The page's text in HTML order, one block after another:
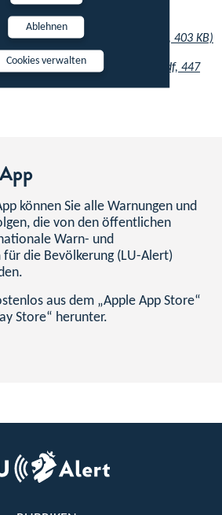
Ablehnen
Cookies verwalten
Regen? - Leichte Sprache (Pdf, 403 KB)
- Leichte Sprache (Pdf, 447
können Sie alle Warnungen und
die von den öffentlichen
Warn- und
die Bevölkerung (LU-Alert)
aus dem „Apple App Store“
Store“ herunter.